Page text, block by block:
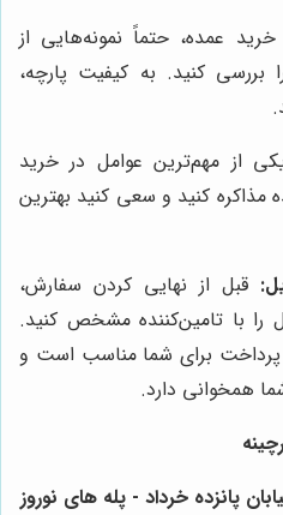
خرید عمده، حتماً نمونه‌هایی از
بررسی کنید. به کیفیت پارچه،
از مهم‌ترین عوامل در خرید
مذاکره کنید و سعی کنید بهترین
قبل از نهایی کردن سفارش،
را با تامین‌کننده مشخص کنید.
برای شما مناسب است و
همخوانی دارد.
پانزده خرداد - پله های نوروز